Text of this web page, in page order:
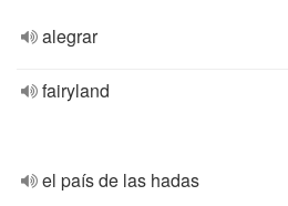
alegrar
fairyland
el país de las hadas